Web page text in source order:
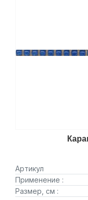
Артикул
Применение :
Размер, см :